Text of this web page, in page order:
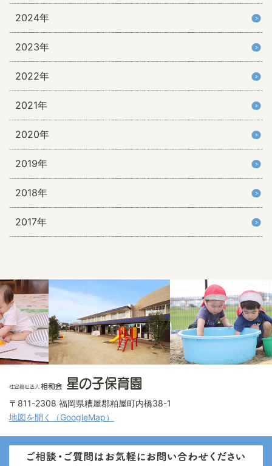
2024年
2023年
2022年
2021年
2020年
2019年
2018年
2017年
〒811-2308 福岡県糟屋郡粕屋町内橋38-1
地図を開く（GoogleMap）